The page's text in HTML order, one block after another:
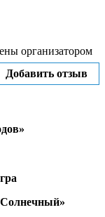
организатором
Добавить отзыв